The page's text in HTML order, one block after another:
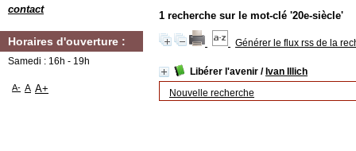
1 recherche sur le mot-clé '20e-siècle'
Générer le flux rss de la
Libérer l'avenir / Ivan Illich
Nouvelle recherche
contact
Horaires d'ouverture :
Samedi : 16h - 19h
A- A A+